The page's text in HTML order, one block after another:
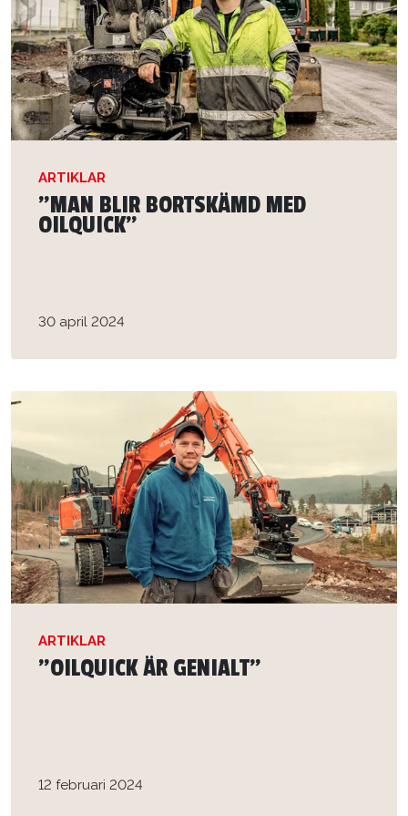
ARTIKLAR
”MAN BLIR BORTSKÄMD MED
OILQUICK”
30 april 2024
ARTIKLAR
”OILQUICK ÄR GENIALT”
12 februari 2024